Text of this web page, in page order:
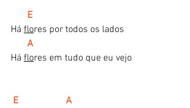
E
Há flores por todos os lados
A
Há flores em tudo que eu vejo
E                    A